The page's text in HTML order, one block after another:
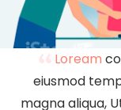
Loream
eiusmod
magna aliqua,